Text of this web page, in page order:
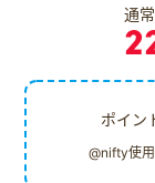
通
ポイン
@nifty使